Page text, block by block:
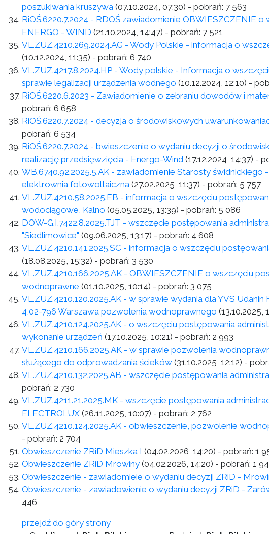
poszukiwania kruszywa (07.10.2024, 07:30) - pobrań: 7 563
RiOŚ.6220.7.2024 - RDOŚ zawiadomienie OBWIESZCZENIE
ENERGO - WIND (21.10.2024, 14:47) - pobrań: 7 521
VL.ZUZ.4210.269.2024.AG - Wody Polskie - informacja o
(10.12.2024, 11:35) - pobrań: 6 740
VL.ZUZ.4217.8.2024.HP - Wody polskie - Informacja o
sprawie legalizacji urządzenia wodnego (10.12.2024, 12:10) -
RiOŚ.6220.6.2023 - Zawiadomienie o zebraniu dowodów i
pobrań: 6 658
RiOŚ.6220.7.2024 - decyzja o środowiskowych
pobrań: 6 534
RiOŚ.6220.7.2024 - bwieszczenie o wydaniu decyzji o
realizację przedsięwzięcia - Energo-Wind (17.12.2024, 14:37) -
WB.6740.92.2025.5.AK - zawiadomienie Starosty świdnickiego
elektrownia fotowoltaiczna (27.02.2025, 11:37) - pobrań: 5 757
VL.ZUZ.4210.58.2025.EB - informacja o wszczęciu
wodociągowe, Kalno (05.05.2025, 13:39) - pobrań: 5 086
DOW-G.I.7422.8.2025.TJT - wszczęcie postępowania
"Siedlimowice" (09.06.2025, 13:17) - pobrań: 4 608
VL.ZUZ.4210.141.2025.SC - informacja o wszczęciu
(18.08.2025, 15:32) - pobrań: 3 530
VL.ZUZ.4210.166.2025.AK - OBWIESZCZENIE o wszczęciu
wodnoprawne (01.10.2025, 10:14) - pobrań: 3 075
VL.ZUZ.4210.120.2025.AK - w sprawie wydania dla YVS
4,02-796 Warszawa pozwolenia wodnoprawnego (13.10.2025,
VL.ZUZ.4210.124.2025.AK - o wszczęciu postępowania
wykonanie urządzeń (17.10.2025, 10:21) - pobrań: 2 993
VL.ZUZ.4210.166.2025.AK - w sprawie pozwolenia
służącego do odprowadzania ścieków (31.10.2025, 12:12) -
VL.ZUZ.4210.132.2025.AB - wszczęcie postępowania
pobrań: 2 730
VL.ZUZ.4211.21.2025.MK - wszczęcie postępowania
ELECTROLUX (26.11.2025, 10:07) - pobrań: 2 762
VL.ZUZ.4210.124.2025.AK - obwieszczenie, pozwolenie
- pobrań: 2 704
Obwieszczenie ZRiD Mieszka I (04.02.2026, 14:20) - pobrań: 1
Obwieszczenie ZRiD Mrowiny (04.02.2026, 14:20) - pobrań: 1
Obwieszczenie - zawiadomieie o wydaniu decyzji ZRiD -
Obwieszczenie - zawiadowienie o wydaniu decyzji ZRiD -
446
przejdź do góry strony